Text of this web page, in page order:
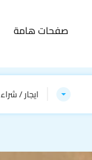
صفحات هامة
ايجار / شراء